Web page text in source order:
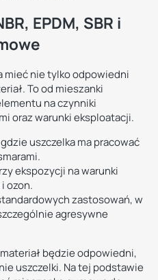
EPDM, SBR i
mieć nie tylko odpowiedni
To od mieszanki
na czynniki
oraz warunki eksploatacji.
uszczelka ma pracować
ekspozycji na warunki
ozon.
zastosowań, w
agresywne
będzie odpowiedni,
uszczelki. Na tej podstawie